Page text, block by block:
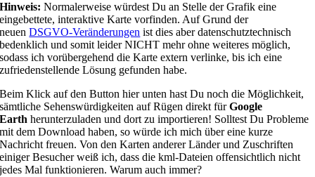
Hinweis: Normalerweise würdest Du an Stelle der Grafik eine
eingebettete, interaktive Karte vorfinden. Auf Grund der
neuenDSGVO-Veränderungen ist dies aber datenschutztechnisch
bedenklich und somit leider NICHT mehr ohne weiteres möglich,
sodass ich vorübergehend die Karte extern verlinke, bis ich eine
zufriedenstellende Lösung gefunden habe.
Beim Klick auf den Button hier unten hast Du noch die Möglichkeit,
sämtliche Sehenswürdigkeiten auf Rügen direkt fürGoogle
Earth herunterzuladen und dort zu importieren! Solltest Du Probleme
mit dem Download haben, so würde ich mich über eine kurze
Nachricht freuen. Von den Karten anderer Länder und Zuschriften
einiger Besucher weiß ich, dass die kml-Dateien offensichtlich nicht
jedes Mal funktionieren. Warum auch immer?